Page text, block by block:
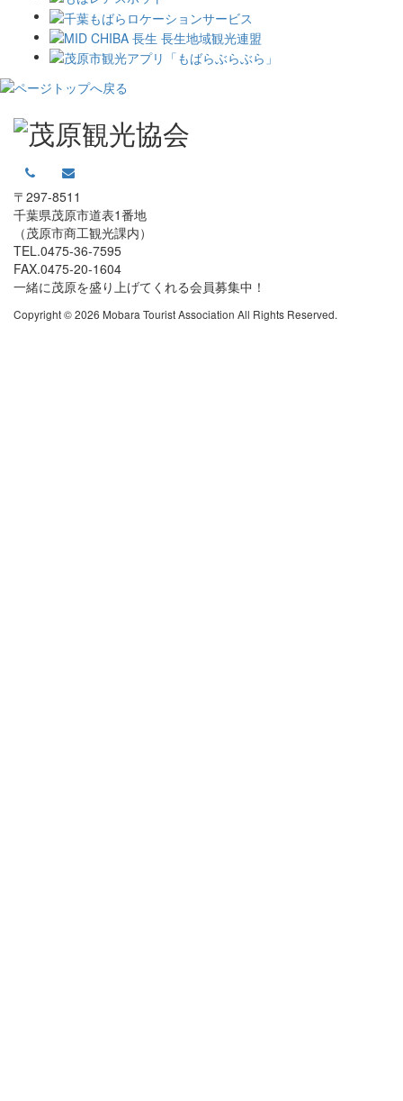
〒297-8511
千葉県茂原市道表1番地
（茂原市商工観光課内）
TEL.0475-36-7595
FAX.0475-20-1604
一緒に茂原を盛り上げてくれる会員募集中！
Copyright © 2026 Mobara Tourist Association All Rights Reserved.